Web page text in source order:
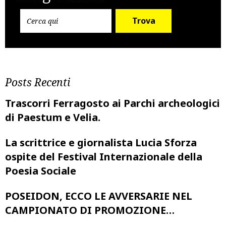
Trova
Posts Recenti
Trascorri Ferragosto ai Parchi archeologici
di Paestum e Velia.
La scrittrice e giornalista Lucia Sforza
ospite del Festival Internazionale della
Poesia Sociale
POSEIDON, ECCO LE AVVERSARIE NEL
CAMPIONATO DI PROMOZIONE…